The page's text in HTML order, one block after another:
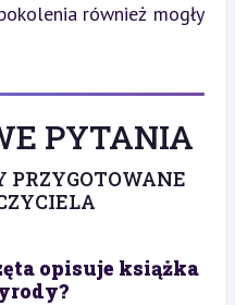
również mogły
PYTANIA
PRZYGOTOWANE
opisuje książka